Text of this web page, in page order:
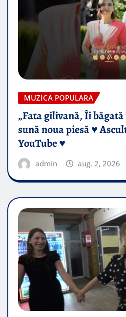
MUZICA POPULARA
„Fata gilivană, Îi băgată
sună noua piesă ♥️
YouTube ♥️
admin aug. 2, 2026